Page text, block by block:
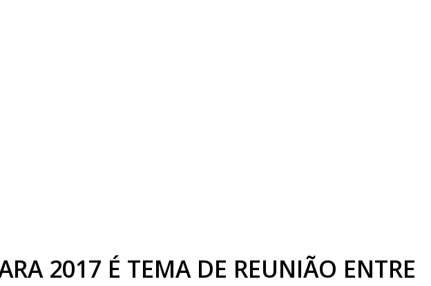
2017 É TEMA DE REUNIÃO ENTRE